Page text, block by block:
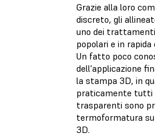
Grazie alla loro
discreto, gli
uno dei
popolari e in
Un fatto poco
dell'applicazione
la stampa 3D, in
praticamente tutti
trasparenti sono
termoformatura
3D.